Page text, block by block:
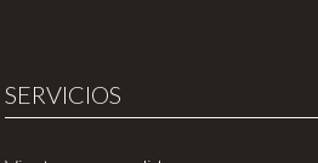
SERVICIOS